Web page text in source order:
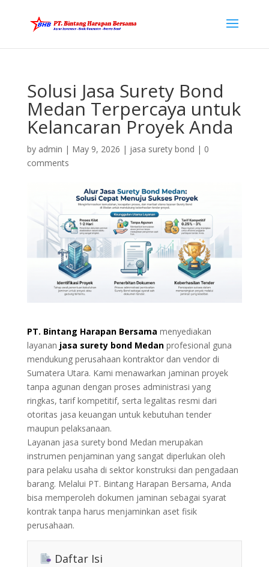
Solusi Jasa Surety Bond
Medan Terpercaya untuk
Kelancaran Proyek Anda
by admin | May 9, 2026 | jasa surety bond | 0
comments
PT. Bintang Harapan Bersama menyediakan
layanan jasa surety bond Medanprofesional guna
mendukung perusahaan kontraktor dan vendor di
Sumatera Utara. Kami menawarkan jaminan proyek
tanpa agunan dengan proses administrasi yang
ringkas, tarif kompetitif, serta legalitas resmi dari
otoritas jasa keuangan untuk kebutuhan tender
maupun pelaksanaan.
Layanan jasa surety bond Medan merupakan
instrumen penjaminan yang sangat diperlukan oleh
para pelaku usaha di sektor konstruksi dan pengadaan
barang. Melalui PT. Bintang Harapan Bersama, Anda
bisa memperoleh dokumen jaminan sebagai syarat
kontrak tanpa harus menjaminkan aset fisik
perusahaan.
Daftar Isi